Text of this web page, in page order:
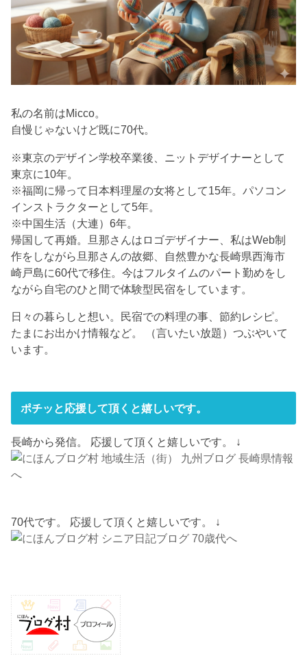
私の名前はMicco。
自慢じゃないけど既に70代。
※東京のデザイン学校卒業後、ニットデザイナーとして
東京に10年。
※福岡に帰って日本料理屋の女将として15年。パソコン
インストラクターとして5年。
※中国生活（大連）6年。
帰国して再婚。旦那さんはロゴデザイナー、私はWeb制
作をしながら旦那さんの故郷、自然豊かな長崎県西海市
崎戸島に60代で移住。今はフルタイムのパート勤めをし
ながら自宅のひと間で体験型民宿をしています。
日々の暮らしと想い。民宿での料理の事、節約レシピ。
たまにお出かけ情報など。 （言いたい放題）つぶやいて
います。
ポチッと応援して頂くと嬉しいです。
長崎から発信。 応援して頂くと嬉しいです。 ↓
70代です。 応援して頂くと嬉しいです。 ↓